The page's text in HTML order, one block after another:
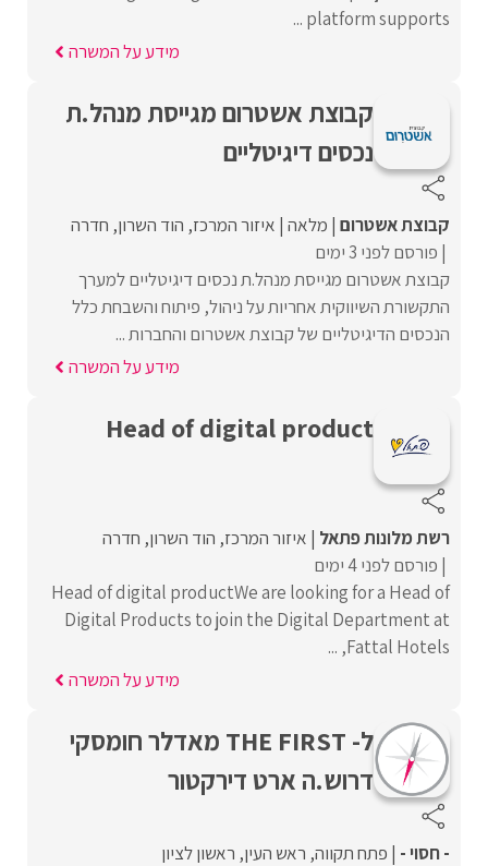
platform supports ...
מידע על המשרה
קבוצת אשטרום מגייסת מנהל.ת
נכסים דיגיטליים
קבוצת אשטרום מלאה איזור המרכז הוד השרון חדרה
פורסם לפני 3 ימים
קבוצת אשטרום מגייסת מנהל.ת נכסים דיגיטליים למערך
התקשורת השיווקית אחריות על ניהול, פיתוח והשבחת כלל
הנכסים הדיגיטליים של קבוצת אשטרום והחברות ...
מידע על המשרה
Head of digital product
רשת מלונות פתאל איזור המרכז הוד השרון חדרה
פורסם לפני 4 ימים
Head of digital productWe are looking for a Head of
Digital Products to join the Digital Department at
Fattal Hotels, ...
מידע על המשרה
ל- THE FIRST מאדלר חומסקי
דרוש.ה ארט דירקטור
- חסוי - פתח תקווה ראש העין ראשון לציון